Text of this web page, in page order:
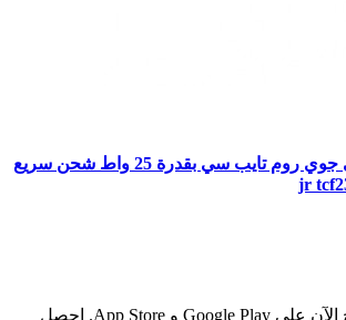
شاحن موبايل منزلى جوي روم تايب سي بقدرة 25 واط شحن سريع
تطبيق الشناوي متاح الآن على Google Play و App Store. احصل